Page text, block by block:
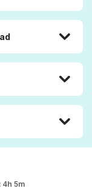
4h 5m